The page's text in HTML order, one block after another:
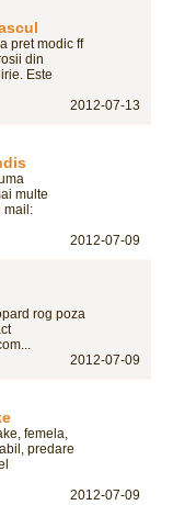
pret modic ff
din
Este
2012-07-13
multe
mail:
2012-07-09
rog poza
2012-07-09
femela,
predare
2012-07-09